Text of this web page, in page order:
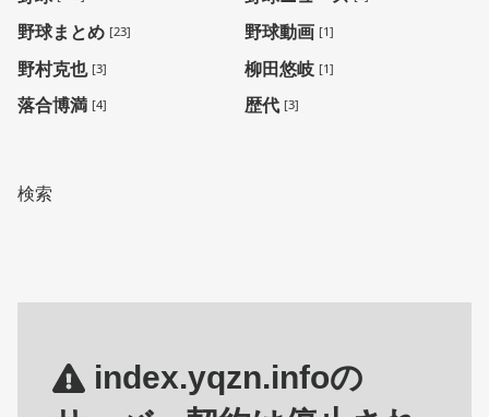
野球まとめ [23] 野球動画 [1]
野村克也 [3] 柳田悠岐 [1]
落合博満 [4] 歴代 [3]
検索